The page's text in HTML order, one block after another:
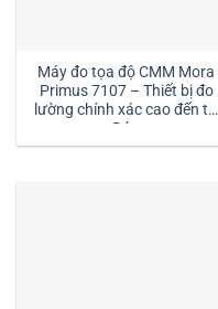
Máy đo tọa độ CMM Mora
Primus 7107 – Thiết bị đo
lường chính xác cao đến từ
Đức